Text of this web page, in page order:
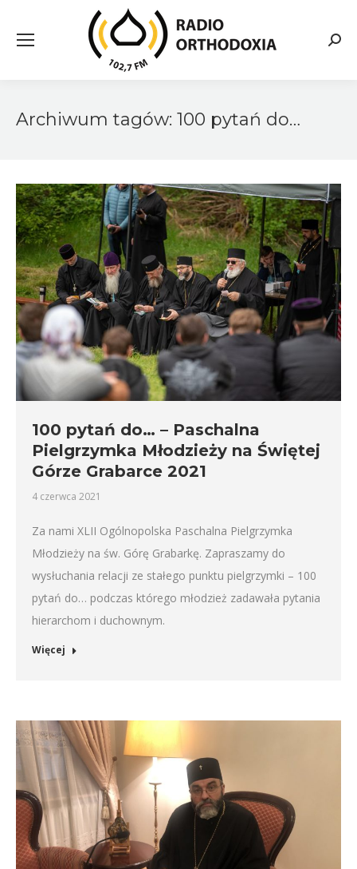
Archiwum tagów: 100 pytań do…
100 pytań do… – Paschalna
Pielgrzymka Młodzieży na Świętej
Górze Grabarce 2021
4 czerwca 2021
Za nami XLII Ogólnopolska Paschalna Pielgrzymka
Młodzieży na św. Górę Grabarkę. Zapraszamy do
wysłuchania relacji ze stałego punktu pielgrzymki – 100
pytań do… podczas którego młodzież zadawała pytania
hierarchom i duchownym.
Więcej